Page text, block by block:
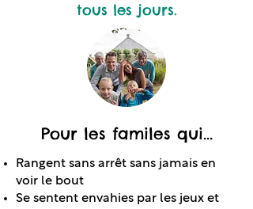
tous les jours.
Pour les familes qui...
Rangent sans arrêt sans jamais en
voir le bout
Se sentent envahies par les jeux et